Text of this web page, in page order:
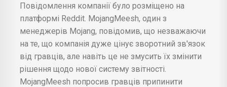
Повідомлення компанії було розміщено на
платформі Reddit. MojangMeesh, один з
менеджерів Mojang, повідомив, що незважаючи
на те, що компанія дуже цінує зворотний зв'язок
від гравців, але навіть це не змусить їх змінити
рішення щодо нової систему звітності.
MojangMeesh попросив гравців припинити